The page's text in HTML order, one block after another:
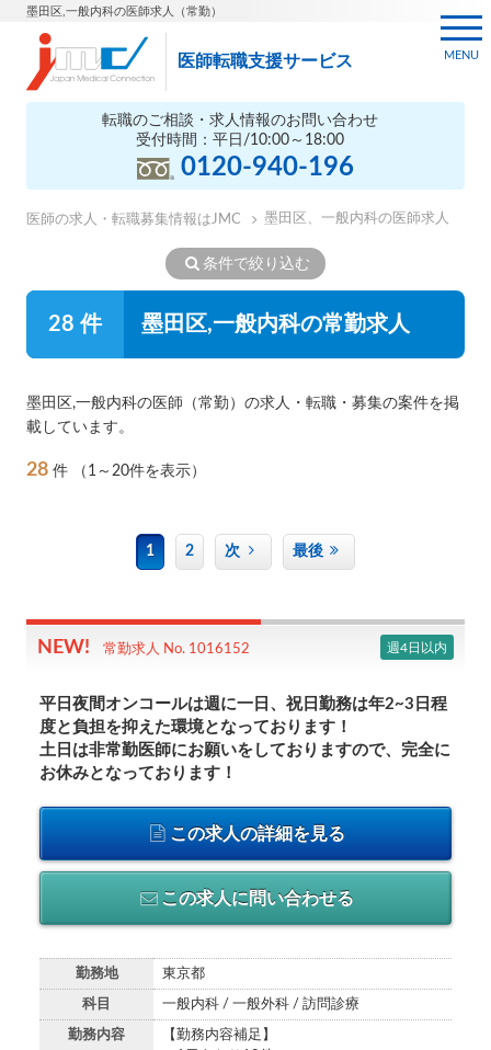
墨田区,一般内科の医師求人（常勤）
医師転職支援サービス
転職のご相談・求人情報のお問い合わせ
受付時間：平日/10:00～18:00
0120-940-196
MENU
医師の求人・転職募集情報はJMC 墨田区、一般内科の医師求人
条件で絞り込む
28 件 墨田区,一般内科の常勤求人
墨田区,一般内科の医師（常勤）の求人・転職・募集の案件を掲
載しています。
28 件 （1～20件を表示）
1 2 次 最後
常勤求人 No. 1016152 週4日以内
平日夜間オンコールは週に一日、祝日勤務は年2~3日程
度と負担を抑えた環境となっております！
土日は非常勤医師にお願いをしておりますので、完全に
お休みとなっております！
この求人の詳細を見る
この求人に問い合わせる
勤務地 東京都
科目 一般内科 / 一般外科 / 訪問診療
勤務内容
【勤務内容補足】